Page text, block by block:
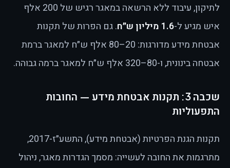
לתיקון, עיבוד ללא הרשאה במאגר רגיש של 200 אלף
איש מגיע ל-1.6 מיליון ש״ח
. גם הפרות של תקנות
אבטחת מידע מדורגות: 20–80 אלף ש״ח למאגר ברמת
אבטחה בינונית, ו-80–320 אלף ש״ח למאגר ברמה גבוהה.
שכבה 3: תקנות אבטחת מידע — החובות
התפעוליות
תקנות הגנת הפרטיות (אבטחת מידע), התשע״ז-2017,
מתרגמות את החובה לעשייה: מסמך הגדרות מאגר, ניהול